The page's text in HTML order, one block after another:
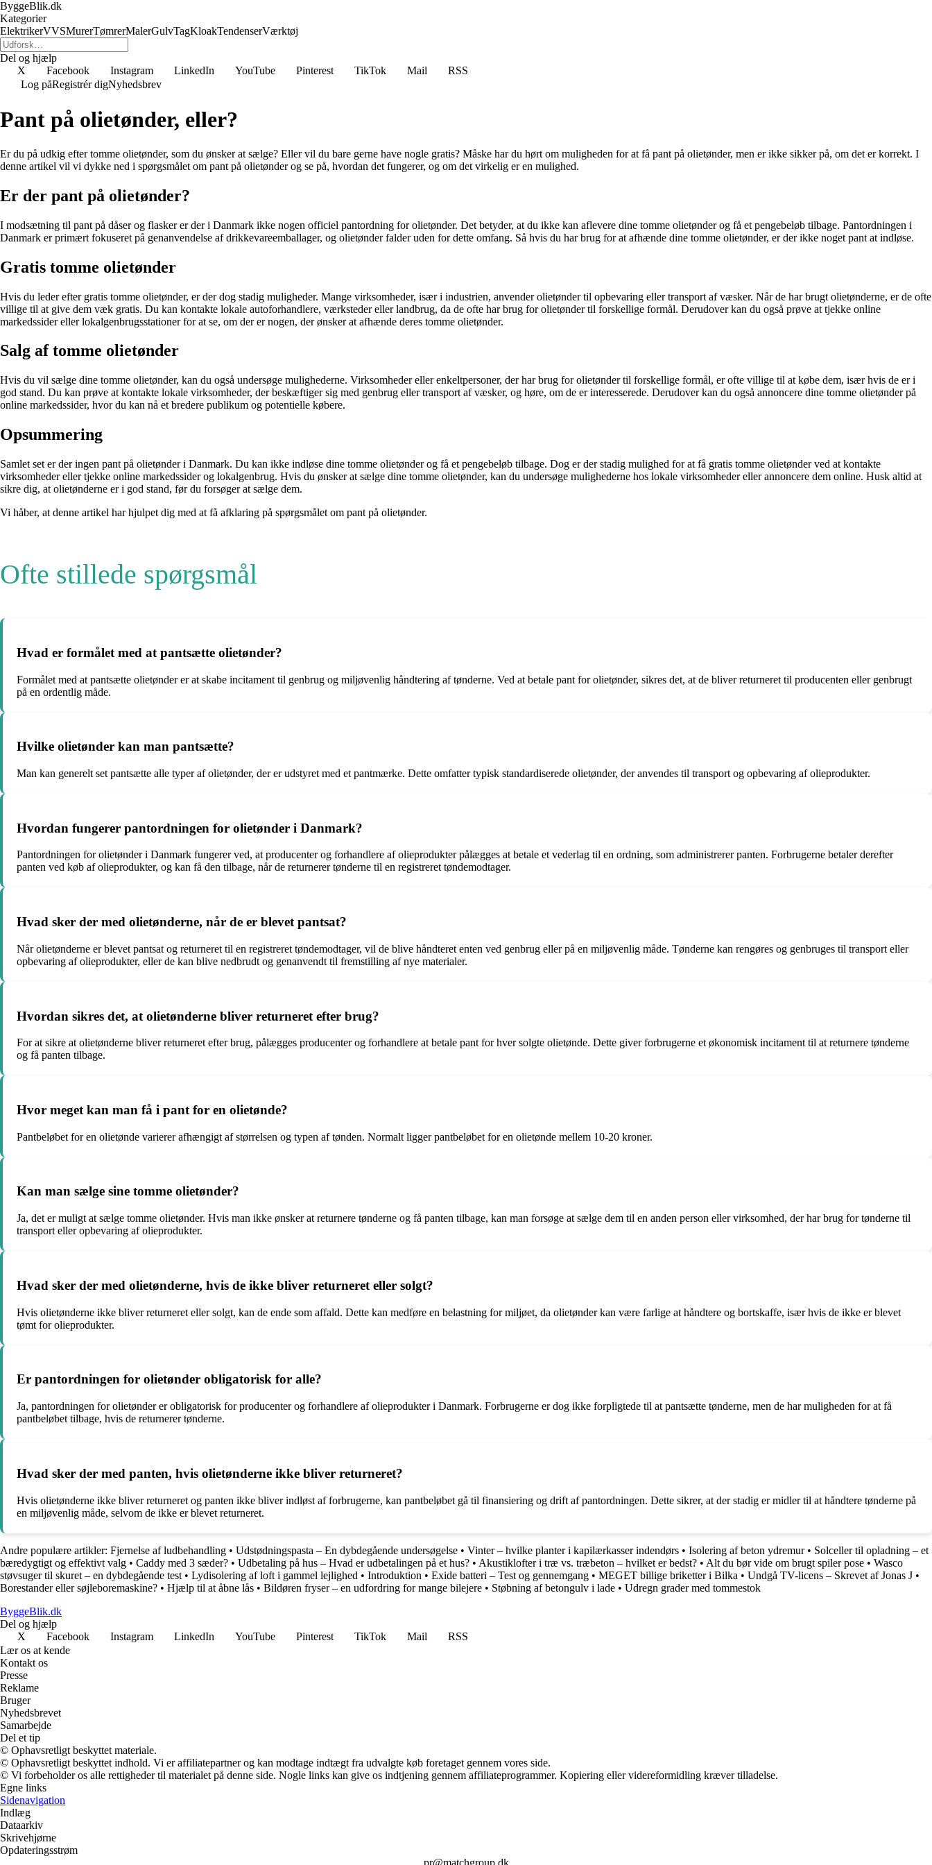
ByggeBlik.dk
Kategorier
ElektrikerVVSMurerTømrerMalerGulvTagKloakTendenserVærktøj
Del og hjælp
X
Facebook Instagram LinkedIn YouTube Pinterest TikTok Mail
RSS
Log påRegistrér digNyhedsbrev
Pant på olietønder, eller?
Er du på udkig efter tomme olietønder, som du ønsker at sælge? Eller vil du bare gerne have nogle gratis? Måske har du hørt om muligheden for at få pant på olietønder, men er ikke sikker på, om det er korrekt. I
denne artikel vil vi dykke ned i spørgsmålet om pant på olietønder og se på, hvordan det fungerer, og om det virkelig er en mulighed.
Er der pant på olietønder?
I modsætning til pant på dåser og flasker er der i Danmark ikke nogen officiel pantordning for olietønder. Det betyder, at du ikke kan aflevere dine tomme olietønder og få et pengebeløb tilbage. Pantordningen i
Danmark er primært fokuseret på genanvendelse af drikkevareemballager, og olietønder falder uden for dette omfang. Så hvis du har brug for at afhænde dine tomme olietønder, er der ikke noget pant at indløse.
Gratis tomme olietønder
Hvis du leder efter gratis tomme olietønder, er der dog stadig muligheder. Mange virksomheder, især i industrien, anvender olietønder til opbevaring eller transport af væsker. Når de har brugt olietønderne, er de ofte
villige til at give dem væk gratis. Du kan kontakte lokale autoforhandlere, værksteder eller landbrug, da de ofte har brug for olietønder til forskellige formål. Derudover kan du også prøve at tjekke online
markedssider eller lokalgenbrugsstationer for at se, om der er nogen, der ønsker at afhænde deres tomme olietønder.
Salg af tomme olietønder
Hvis du vil sælge dine tomme olietønder, kan du også undersøge mulighederne. Virksomheder eller enkeltpersoner, der har brug for olietønder til forskellige formål, er ofte villige til at købe dem, især hvis de er i
god stand. Du kan prøve at kontakte lokale virksomheder, der beskæftiger sig med genbrug eller transport af væsker, og høre, om de er interesserede. Derudover kan du også annoncere dine tomme olietønder på
online markedssider, hvor du kan nå et bredere publikum og potentielle købere.
Opsummering
Samlet set er der ingen pant på olietønder i Danmark. Du kan ikke indløse dine tomme olietønder og få et pengebeløb tilbage. Dog er der stadig mulighed for at få gratis tomme olietønder ved at kontakte
virksomheder eller tjekke online markedssider og lokalgenbrug. Hvis du ønsker at sælge dine tomme olietønder, kan du undersøge mulighederne hos lokale virksomheder eller annoncere dem online. Husk altid at
sikre dig, at olietønderne er i god stand, før du forsøger at sælge dem.
Vi håber, at denne artikel har hjulpet dig med at få afklaring på spørgsmålet om pant på olietønder.
Ofte stillede spørgsmål
Hvad er formålet med at pantsætte olietønder?
Formålet med at pantsætte olietønder er at skabe incitament til genbrug og miljøvenlig håndtering af tønderne. Ved at betale pant for olietønder, sikres det, at de bliver returneret til producenten eller genbrugt
på en ordentlig måde.
Hvilke olietønder kan man pantsætte?
Man kan generelt set pantsætte alle typer af olietønder, der er udstyret med et pantmærke. Dette omfatter typisk standardiserede olietønder, der anvendes til transport og opbevaring af olieprodukter.
Hvordan fungerer pantordningen for olietønder i Danmark?
Pantordningen for olietønder i Danmark fungerer ved, at producenter og forhandlere af olieprodukter pålægges at betale et vederlag til en ordning, som administrerer panten. Forbrugerne betaler derefter
panten ved køb af olieprodukter, og kan få den tilbage, når de returnerer tønderne til en registreret tøndemodtager.
Hvad sker der med olietønderne, når de er blevet pantsat?
Når olietønderne er blevet pantsat og returneret til en registreret tøndemodtager, vil de blive håndteret enten ved genbrug eller på en miljøvenlig måde. Tønderne kan rengøres og genbruges til transport eller
opbevaring af olieprodukter, eller de kan blive nedbrudt og genanvendt til fremstilling af nye materialer.
Hvordan sikres det, at olietønderne bliver returneret efter brug?
For at sikre at olietønderne bliver returneret efter brug, pålægges producenter og forhandlere at betale pant for hver solgte olietønde. Dette giver forbrugerne et økonomisk incitament til at returnere tønderne
og få panten tilbage.
Hvor meget kan man få i pant for en olietønde?
Pantbeløbet for en olietønde varierer afhængigt af størrelsen og typen af tønden. Normalt ligger pantbeløbet for en olietønde mellem 10-20 kroner.
Kan man sælge sine tomme olietønder?
Ja, det er muligt at sælge tomme olietønder. Hvis man ikke ønsker at returnere tønderne og få panten tilbage, kan man forsøge at sælge dem til en anden person eller virksomhed, der har brug for tønderne til
transport eller opbevaring af olieprodukter.
Hvad sker der med olietønderne, hvis de ikke bliver returneret eller solgt?
Hvis olietønderne ikke bliver returneret eller solgt, kan de ende som affald. Dette kan medføre en belastning for miljøet, da olietønder kan være farlige at håndtere og bortskaffe, især hvis de ikke er blevet
tømt for olieprodukter.
Er pantordningen for olietønder obligatorisk for alle?
Ja, pantordningen for olietønder er obligatorisk for producenter og forhandlere af olieprodukter i Danmark. Forbrugerne er dog ikke forpligtede til at pantsætte tønderne, men de har muligheden for at få
pantbeløbet tilbage, hvis de returnerer tønderne.
Hvad sker der med panten, hvis olietønderne ikke bliver returneret?
Hvis olietønderne ikke bliver returneret og panten ikke bliver indløst af forbrugerne, kan pantbeløbet gå til finansiering og drift af pantordningen. Dette sikrer, at der stadig er midler til at håndtere tønderne på
en miljøvenlig måde, selvom de ikke er blevet returneret.
Andre populære artikler: Fjernelse af ludbehandling • Udstødningspasta – En dybdegående undersøgelse • Vinter – hvilke planter i kapilærkasser indendørs • Isolering af beton ydremur• Solceller til opladning – et
bæredygtigt og effektivt valg • Caddy med 3 sæder? • Udbetaling på hus – Hvad er udbetalingen på et hus? • Akustiklofter i træ vs. træbeton – hvilket er bedst? • Alt du bør vide om brugt spiler pose • Wasco
støvsuger til skuret – en dybdegående test • Lydisolering af loft i gammel lejlighed • Introduktion • Exide batteri – Test og gennemgang • MEGET billige briketter i Bilka • Undgå TV-licens – Skrevet af Jonas J •
Borestander eller søjleboremaskine? • Hjælp til at åbne lås • Bildøren fryser – en udfordring for mange bilejere • Støbning af betongulv i lade • Udregn grader med tommestok
ByggeBlik.dk
Del og hjælp
X
Facebook Instagram LinkedIn YouTube Pinterest TikTok Mail
RSS
Lær os at kende
Kontakt os
Presse
Reklame
Bruger
Nyhedsbrevet
Samarbejde
Del et tip
© Ophavsretligt beskyttet materiale.
© Ophavsretligt beskyttet indhold. Vi er affiliatepartner og kan modtage indtægt fra udvalgte køb foretaget gennem vores side.
© Vi forbeholder os alle rettigheder til materialet på denne side. Nogle links kan give os indtjening gennem affiliateprogrammer. Kopiering eller videreformidling kræver tilladelse.
Egne links
Sidenavigation
Indlæg
Dataarkiv
Skrivehjørne
Opdateringsstrøm
pr@matchgroup.dk